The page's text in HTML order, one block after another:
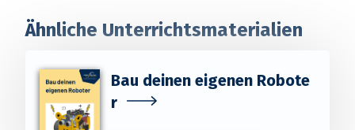
Ähnliche Unterrichtsmaterialien
Bau deinen eigenen Robote
r